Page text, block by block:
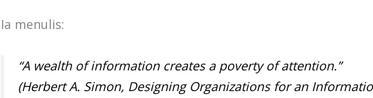
Ia menulis:
“A wealth of information creates a poverty of attention.”
(Herbert A. Simon, Designing Organizations for an